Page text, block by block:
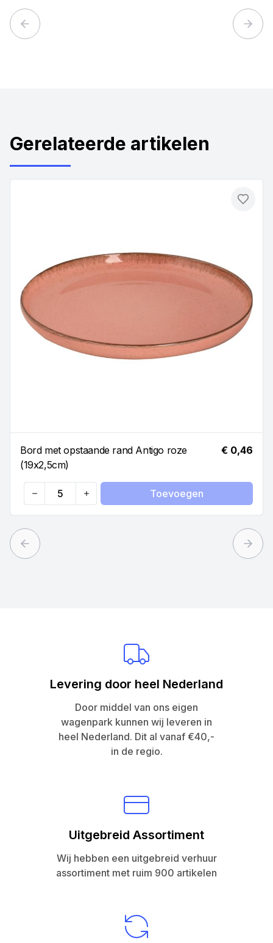
Previous slide Next
Gerelateerde artikelen
Bord met opstaande rand Antigo roze
(19x2,5cm)
€ 0,46
Quantity
Toevoegen
Previous slide Next
Levering door heel Nederland
Door middel van ons eigen
wagenpark kunnen wij leveren in
heel Nederland. Dit al vanaf €40,-
in de regio.
Uitgebreid Assortiment
Wij hebben een uitgebreid verhuur
assortiment met ruim 900 artikelen